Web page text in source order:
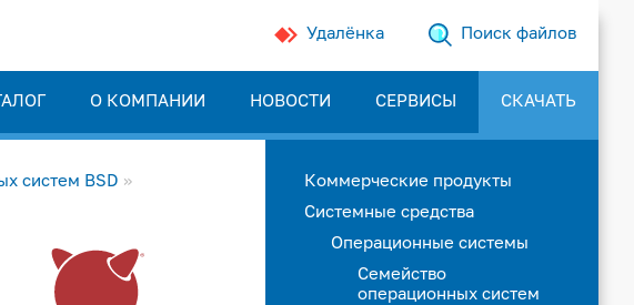
Удалёнка Поиск файлов
О КОМПАНИИ НОВОСТИ СЕРВИСЫ СКАЧАТЬ
систем BSD »
Коммерческие продукты
Системные средства
Операционные системы
Семейство
операционных систем